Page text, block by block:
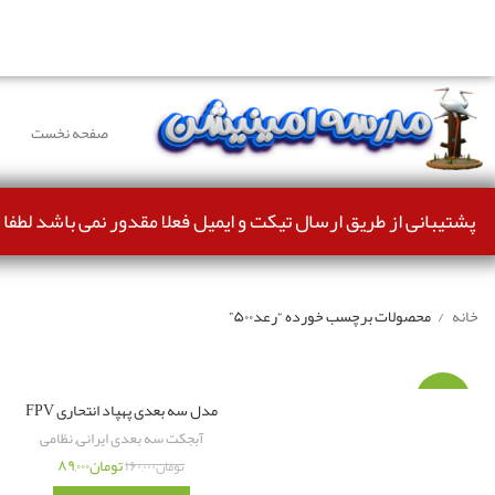
صفحه نخست
پشتیبانی از طریق ارسال تیکت و ایمیل فعلا مقدور نمی باشد
خانه محصولات برچسب خورده “رعد۵۰۰”
مدل سه بعدی پهپاد انتحاری FPV
آبجکت سه بعدی ایرانی,نظامی
تومان۱۶۰,۰۰۰تومان۸۹,۰۰۰